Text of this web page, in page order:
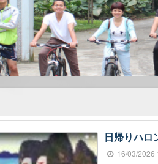
日帰りハロ
16/03/2026